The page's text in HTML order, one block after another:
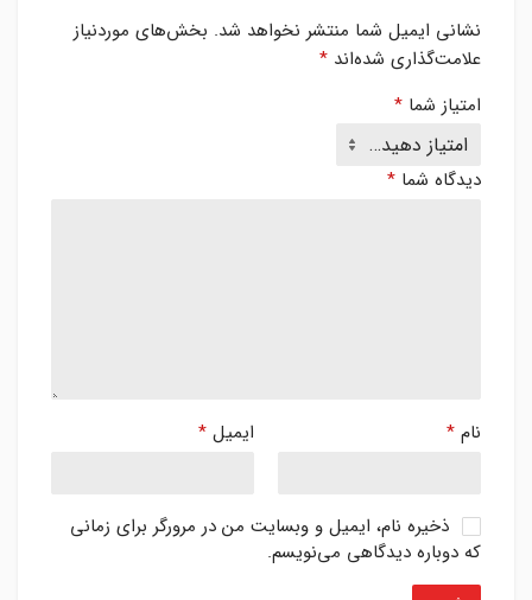
نشانی ایمیل شما منتشر نخواهد شد. بخش‌های موردنیاز
علامت‌گذاری شده‌اند *
امتیاز شما *
دیدگاه شما *
نام * ایمیل *
ذخیره نام، ایمیل و وبسایت من در مرورگر برای زمانی
که دوباره دیدگاهی می‌نویسم.